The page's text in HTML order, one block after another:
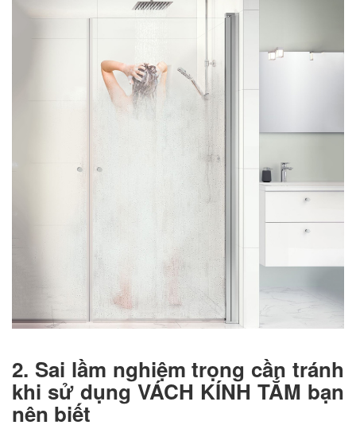
2. Sai lầm nghiệm trọng cần tránh
khi sử dụng VÁCH KÍNH TẮM bạn
nên biết